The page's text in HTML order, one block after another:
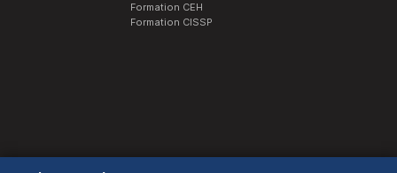
Formation CEH
Formation CISSP